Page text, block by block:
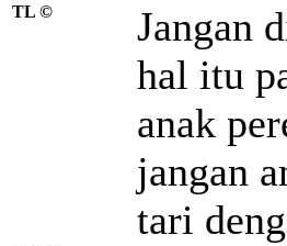
TL ©
Jangan
hal itu
anak
jangan
tari